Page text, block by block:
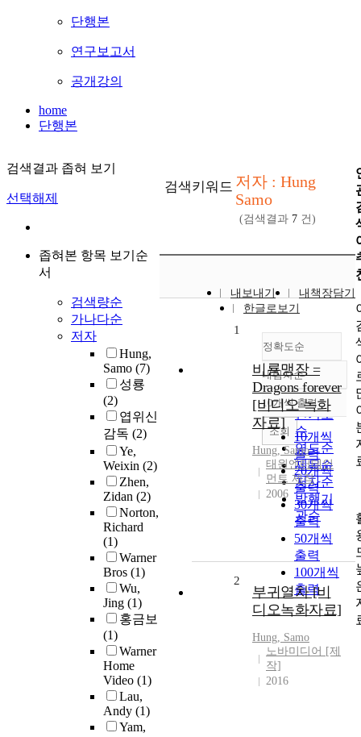
단행본
연구보고서
공개강의
home
단행본
검색결과 좁혀 보기
선택해제
좁혀본 항목 보기순
서
검색량순
가나다순
저자
Hung,
Samo (7)
성룡
(2)
엽위신
감독 (2)
Ye,
Weixin (2)
Zhen,
Zidan (2)
Norton,
Richard
(1)
Warner
Bros (1)
Wu,
Jing (1)
홍금보
(1)
Warner
Home
Video (1)
Lau,
Andy (1)
Yam,
검색키워드 저자 : Hung
Samo
(검색결과 7 건)
내보내기
내책장담기
한글로보기
정확도순
정확도
순
인기도
순
연도순
제목순
저자순
발행기
관순
내림차순
내림차순
10개씩 출력
10개씩
출력
20개씩
출력
30개씩
출력
50개씩
출력
100개씩
출력
조회
1
비룡맹장 =
Dragons forever
[비디오 녹화
자료]
Hung,Samo
태원엔터테인
먼트 제작
2006
2
부귀열차 [비
디오녹화자료]
Hung, Samo
노바미디어 [제
작]
2016